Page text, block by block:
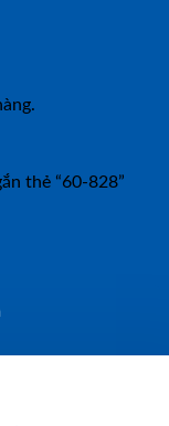
thẻ “60-828”